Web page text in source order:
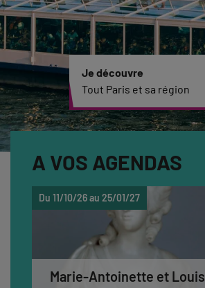
Je découvre
A VOS AGENDAS
Du 11/10/26 au 25/01/27
Marie-Antoinette et Louis